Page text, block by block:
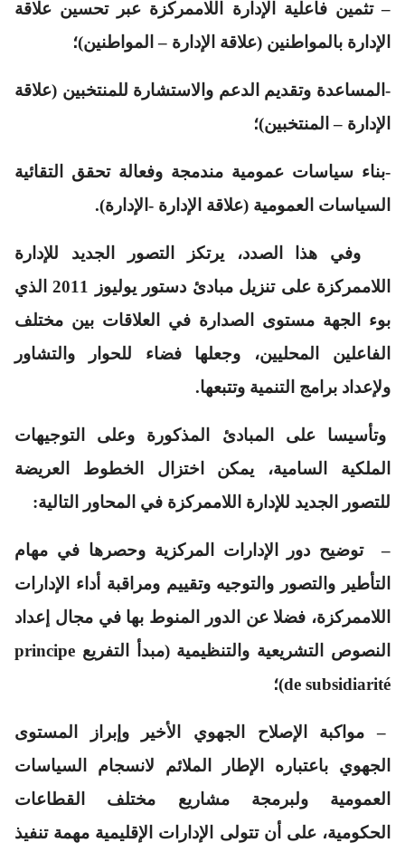
– تثمين فاعلية الإدارة اللاممركزة عبر تحسين علاقة
الإدارة بالمواطنين (علاقة الإدارة – المواطنين)؛
‌-المساعدة وتقديم الدعم والاستشارة للمنتخبين (علاقة
الإدارة – المنتخبين)؛
‌-بناء سياسات عمومية مندمجة وفعالة تحقق التقائية
السياسات العمومية (علاقة الإدارة -الإدارة).
وفي هذا الصدد، يرتكز التصور الجديد للإدارة
اللاممركزة على تنزيل مبادئ دستور يوليوز 2011 الذي
بوء الجهة مستوى الصدارة في العلاقات بين مختلف
الفاعلين المحليين، وجعلها فضاء للحوار والتشاور
ولإعداد برامج التنمية وتتبعها.
وتأسيسا على المبادئ المذكورة وعلى التوجيهات
الملكية السامية، يمكن اختزال الخطوط العريضة
للتصور الجديد للإدارة اللاممركزة في المحاور التالية:
– توضيح دور الإدارات المركزية وحصرها في مهام
التأطير والتصور والتوجيه وتقييم ومراقبة أداء الإدارات
اللاممركزة، فضلا عن الدور المنوط بها في مجال إعداد
النصوص التشريعية والتنظيمية (مبدأ التفريع principe
de subsidiarité)؛
– مواكبة الإصلاح الجهوي الأخير وإبراز المستوى
الجهوي باعتباره الإطار الملائم لانسجام السياسات
العمومية ولبرمجة مشاريع مختلف القطاعات
الحكومية، على أن تتولى الإدارات الإقليمية مهمة تنفيذ